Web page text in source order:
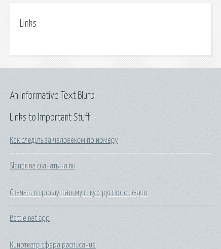
Links
Links to Important Stuff
Как следить за человеком по номеру
Slendrina скачать на пк
Скачать и прослушать музыку с русского радио
Battle net app
Кинотеатр сфера расписание
An Informative Text Blurb